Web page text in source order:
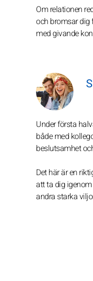
Om relationen
och bromsar dig
med givande
Under första
både med
beslutsamhet
Det här är en
att ta dig
andra starka